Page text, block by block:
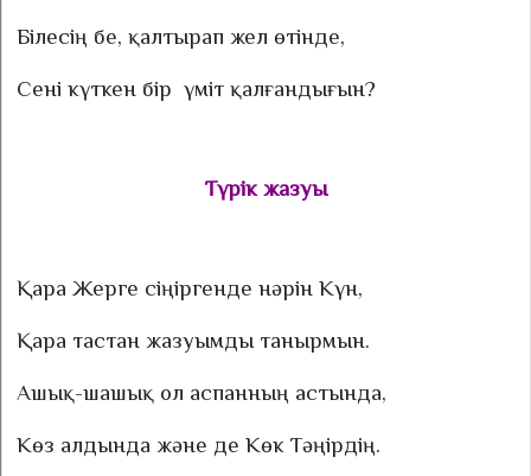
Білесің бе, қалтырап жел өтінде,
Сені күткен бір үміт қалғандығын?
Түрік жазуы
Қара Жерге сіңіргенде нәрін Күн,
Қара тастан жазуымды танырмын.
Ашық-шашық ол аспанның астында,
Көз алдында және де Көк Тәңірдің.